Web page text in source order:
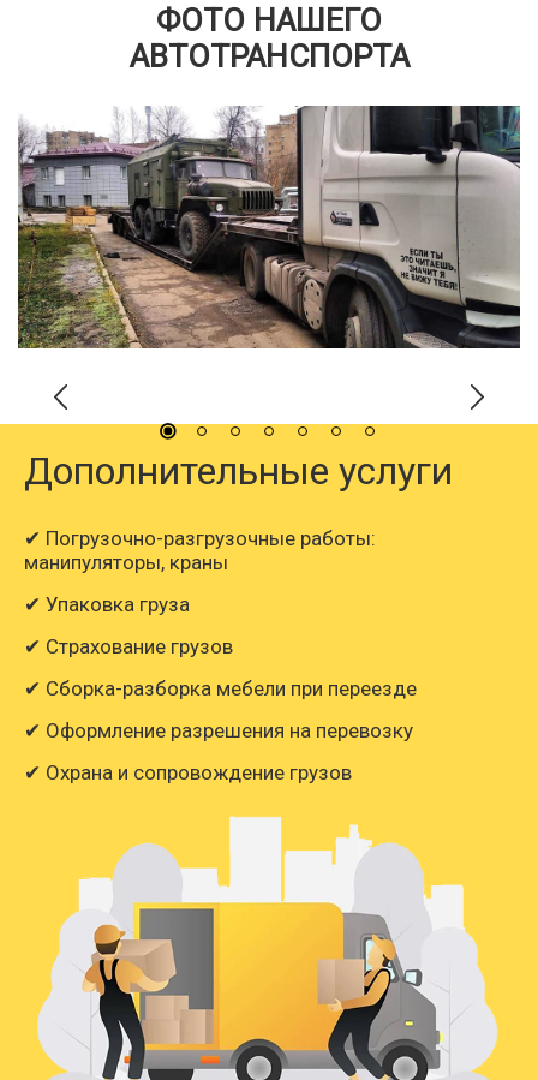
ФОТО НАШЕГО
АВТОТРАНСПОРТА
Дополнительные услуги
✔ Погрузочно-разгрузочные работы:
манипуляторы, краны
✔ Упаковка груза
✔ Страхование грузов
✔ Сборка-разборка мебели при переезде
✔ Оформление разрешения на перевозку
✔ Охрана и сопровождение грузов